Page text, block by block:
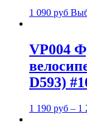
1 090 руб
VP004
D593)
1 190 руб – 1